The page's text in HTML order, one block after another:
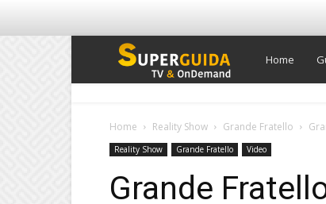
Super
TV
Home
Home Reality Show Grande Fratello
Reality Show Grande Fratello Video
Grande